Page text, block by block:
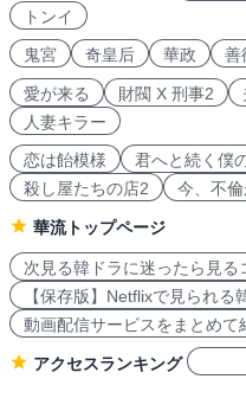
トンイ
鬼宮
奇皇后 華政 善
愛が来る 財閥 X 刑事2
人妻キラー
恋は飴模様
君へと続く僕
殺し屋たちの店2
今、不
華流トップページ
次見る韓ドラに迷ったら見る
【保存版】Netflixで見られる
動画配信サービスをまとめて
アクセスランキング も